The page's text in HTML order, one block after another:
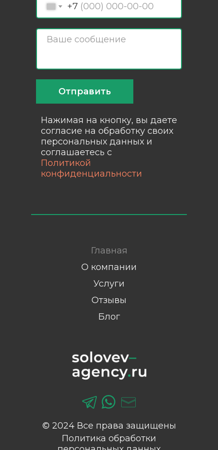
Главная
О компании
Услуги
Отзывы
Блог
© 2024 Все права защищены
Политика обработки
+7
Отправить
Нажимая на кнопку, вы даете
согласие на обработку своих
персональных данных и
соглашаетесь с
Политикой
конфиденциальности